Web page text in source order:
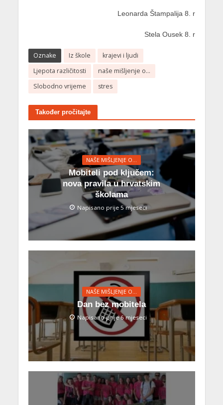
Leonarda Štampalija 8. r
Stela Ousek 8. r
Oznake Iz škole
krajevi i ljudi
Ljepota različitosti
naše mišljenje o...
Slobodno vrijeme
stres
Također pročitajte
NAŠE MIŠLJENJE O…
Mobiteli pod ključem:
nova pravila u hrvatskim
školama
Napisano prije 5 mjeseci
NAŠE MIŠLJENJE O…
Dan bez mobitela
Napisano prije 6 mjeseci